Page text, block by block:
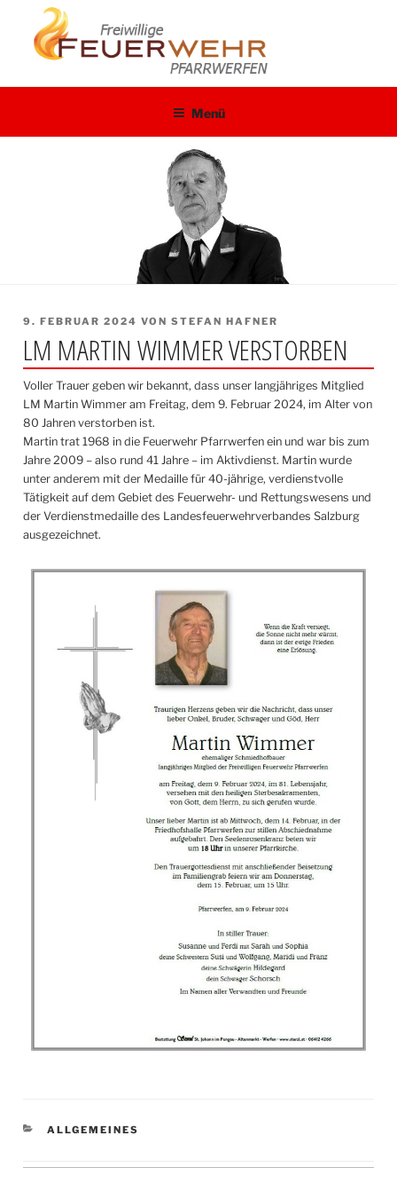
springen
Menü
VERÖFFENTLICHT
9. FEBRUAR 2024 VON STEFAN HAFNER
LM MARTIN WIMMER VERSTORBEN
Voller Trauer geben wir bekannt, dass unser langjähriges Mitglied
LM Martin Wimmer am Freitag, dem 9. Februar 2024, im Alter von
80 Jahren verstorben ist.
Martin trat 1968 in die Feuerwehr Pfarrwerfen ein und war bis zum
Jahre 2009 – also rund 41 Jahre – im Aktivdienst. Martin wurde
unter anderem mit der Medaille für 40-jährige, verdienstvolle
Tätigkeit auf dem Gebiet des Feuerwehr- und Rettungswesens und
der Verdienstmedaille des Landesfeuerwehrverbandes Salzburg
ausgezeichnet.
KATEGORIEN
ALLGEMEINES